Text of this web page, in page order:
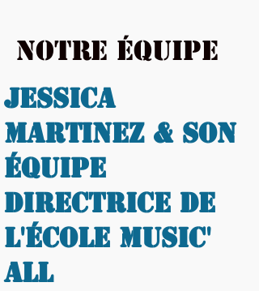
Notre équipe
Jessica
Martinez & son
équipe
Directrice de
l'École Music'
ALL